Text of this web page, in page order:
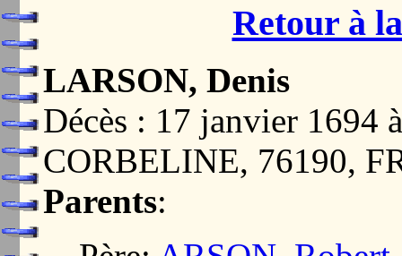
Retour à
LARSON, Denis
Décès : 17 janvier
CORBELINE, 76190,
Parents: